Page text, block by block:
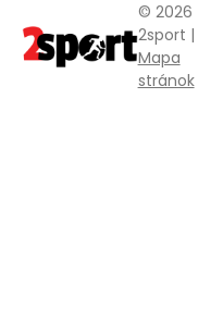
© 2026
2sport |
Mapa
stránok